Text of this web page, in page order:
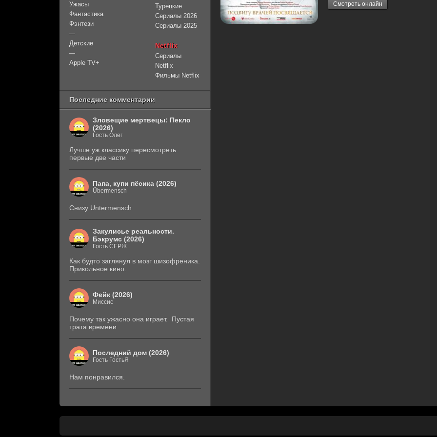
Смотреть онлайн
Ужасы
Фантастика
Фэнтези
—
Детские
—
Apple TV+
Турецкие
Сериалы 2026
Сериалы 2025
Netflix
Сериалы
Netflix
Фильмы Netflix
Последние комментарии
Зловещие мертвецы: Пекло
(2026)
Гость Олег
Лучше уж классику пересмотреть
первые две части
Папа, купи пёсика (2026)
Übermensch
Снизу Untermensch
Закулисье реальности.
Бэкрумс (2026)
Гость СЕРЖ
Как будто заглянул в мозг шизофреника.
Прикольное кино.
Фейк (2026)
Миссис
Почему так ужасно она играет. Пустая
трата времени
Последний дом (2026)
Гость ГостьЯ
Нам понравился.